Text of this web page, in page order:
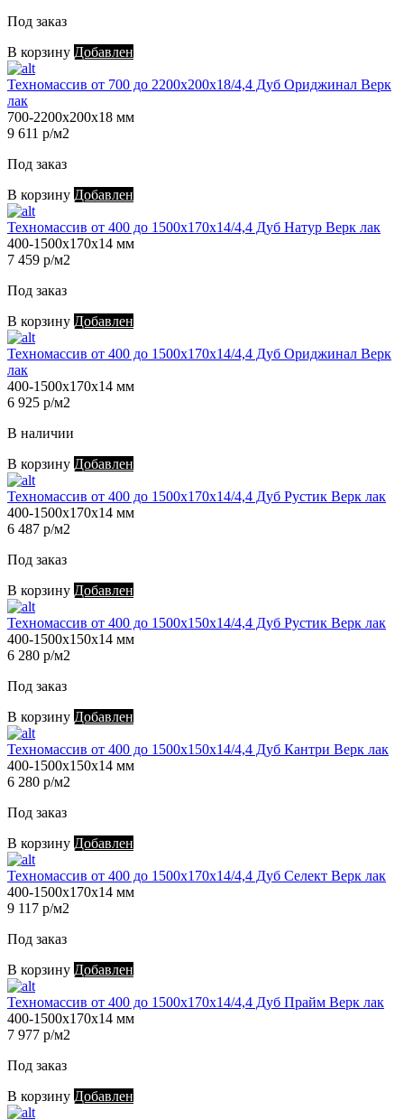
Под заказ
В корзину Добавлен
Техномассив от 700 до 2200х200х18/4,4 Дуб Ориджинал Верк
лак
700-2200х200х18 мм
9 611 р/м2
Под заказ
В корзину Добавлен
Техномассив от 400 до 1500х170х14/4,4 Дуб Натур Верк лак
400-1500х170х14 мм
7 459 р/м2
Под заказ
В корзину Добавлен
Техномассив от 400 до 1500х170х14/4,4 Дуб Ориджинал Верк
лак
400-1500х170х14 мм
6 925 р/м2
В наличии
В корзину Добавлен
Техномассив от 400 до 1500х170х14/4,4 Дуб Рустик Верк лак
400-1500х170х14 мм
6 487 р/м2
Под заказ
В корзину Добавлен
Техномассив от 400 до 1500х150х14/4,4 Дуб Рустик Верк лак
400-1500х150х14 мм
6 280 р/м2
Под заказ
В корзину Добавлен
Техномассив от 400 до 1500х150х14/4,4 Дуб Кантри Верк лак
400-1500х150х14 мм
6 280 р/м2
Под заказ
В корзину Добавлен
Техномассив от 400 до 1500х170х14/4,4 Дуб Селект Верк лак
400-1500х170х14 мм
9 117 р/м2
Под заказ
В корзину Добавлен
Техномассив от 400 до 1500х170х14/4,4 Дуб Прайм Верк лак
400-1500х170х14 мм
7 977 р/м2
Под заказ
В корзину Добавлен